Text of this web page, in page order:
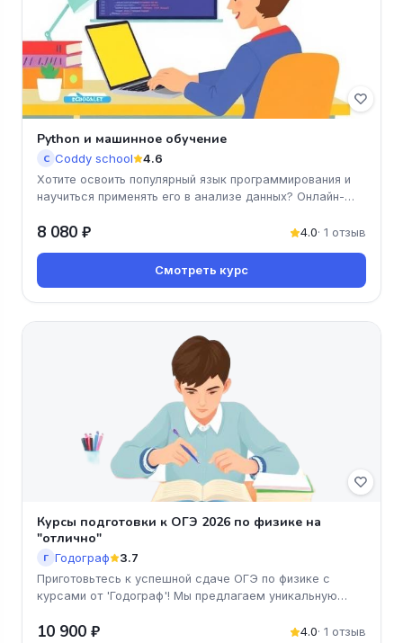
Python и машинное обучение
C Coddy school 4.6
Хотите освоить популярный язык программирования и
научиться применять его в анализе данных? Онлайн-
8 080 ₽ 4.0· 1 отзыв
Смотреть курс
Курсы подготовки к ОГЭ 2026 по физике на
"отлично"
Г Годограф 3.7
Приготовьтесь к успешной сдаче ОГЭ по физике с
курсами от 'Годограф'! Мы предлагаем уникальную
10 900 ₽ 4.0· 1 отзыв